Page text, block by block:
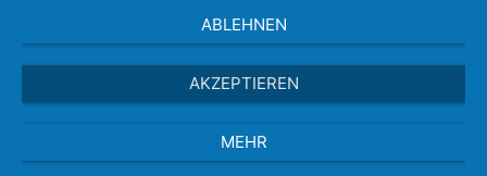
ABLEHNEN
AKZEPTIEREN
MEHR